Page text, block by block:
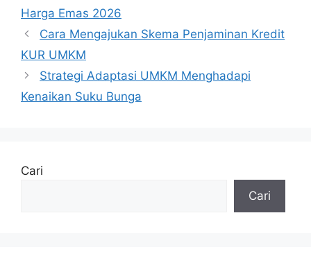
Harga Emas 2026
Cara Mengajukan Skema Penjaminan Kredit
KUR UMKM
Strategi Adaptasi UMKM Menghadapi
Kenaikan Suku Bunga
Cari
Cari